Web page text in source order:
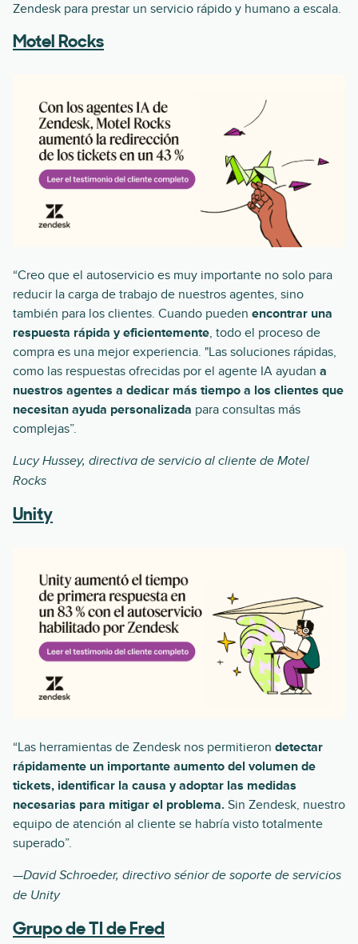
Zendesk para prestar un servicio rápido y humano a escala.
Motel Rocks
“Creo que el autoservicio es muy importante no solo para
reducir la carga de trabajo de nuestros agentes, sino
también para los clientes. Cuando pueden encontrar una
respuesta rápida y eficientemente, todo el proceso de
compra es una mejor experiencia. "Las soluciones rápidas,
como las respuestas ofrecidas por el agente IA ayudan a
nuestros agentes a dedicar más tiempo a los clientes que
necesitan ayuda personalizada para consultas más
complejas”.
Lucy Hussey, directiva de servicio al cliente de Motel
Rocks
Unity
“Las herramientas de Zendesk nos permitieron detectar
rápidamente un importante aumento del volumen de
tickets, identificar la causa y adoptar las medidas
necesarias para mitigar el problema. Sin Zendesk, nuestro
equipo de atención al cliente se habría visto totalmente
superado”.
—David Schroeder, directivo sénior de soporte de servicios
de Unity
Grupo de TI de Fred